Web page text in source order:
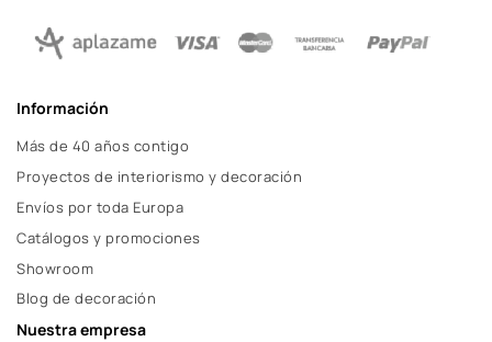
Información
Más de 40 años contigo
Proyectos de interiorismo y decoración
Envíos por toda Europa
Catálogos y promociones
Showroom
Blog de decoración
Nuestra empresa